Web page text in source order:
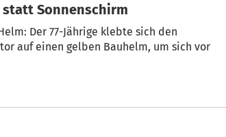
statt Sonnenschirm
Der 77-Jährige klebte sich den
auf einen gelben Bauhelm, um sich vor